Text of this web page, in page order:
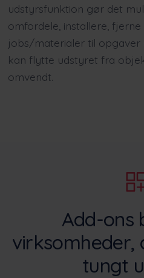
udstyrsfunktion gør det
omfordele, installere,
jobs/materialer til opgaver
kan flytte udstyret fra
omvendt.
Add-ons
virksomheder,
tungt